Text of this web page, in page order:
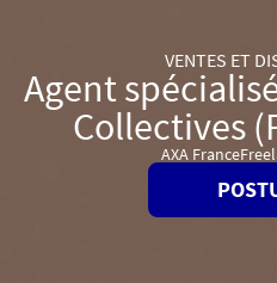
MES CANDIDATURES
VENTES ET
Agent
Collectives
AXA France